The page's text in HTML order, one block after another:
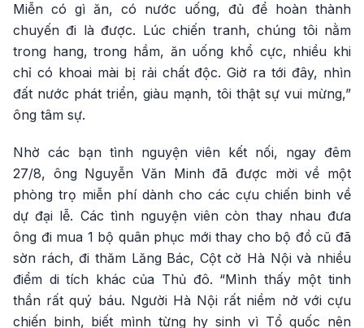
Miễn có gì ăn, có nước uống, đủ để hoàn thành
chuyến đi là được. Lúc chiến tranh, chúng tôi nằm
trong hang, trong hầm, ăn uống khổ cực, nhiều khi
chỉ có khoai mài bị rải chất độc. Giờ ra tới đây, nhìn
đất nước phát triển, giàu mạnh, tôi thật sự vui mừng,”
ông tâm sự.
Nhờ các bạn tình nguyện viên kết nối, ngay đêm
27/8, ông Nguyễn Văn Minh đã được mời về một
phòng trọ miễn phí dành cho các cựu chiến binh về
dự đại lễ. Các tình nguyện viên còn thay nhau đưa
ông đi mua 1 bộ quân phục mới thay cho bộ đồ cũ đã
sờn rách, đi thăm Lăng Bác, Cột cờ Hà Nội và nhiều
điểm di tích khác của Thủ đô. “Mình thấy một tinh
thần rất quý báu. Người Hà Nội rất niềm nở với cựu
chiến binh, biết mình từng hy sinh vì Tổ quốc nên